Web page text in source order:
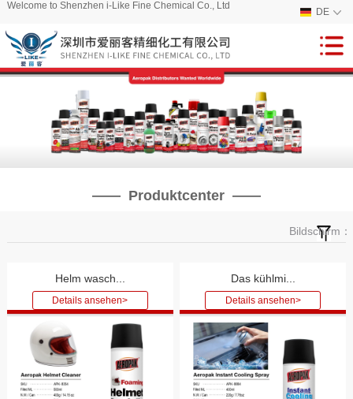
Welcome to Shenzhen i-Like Fine Chemical Co., Ltd
DE
—— Produktcenter ——
Bildschirm：
Helm wasch... Das kühlmi...